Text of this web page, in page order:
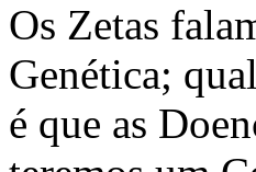
Os Zetas
Genética;
é que as